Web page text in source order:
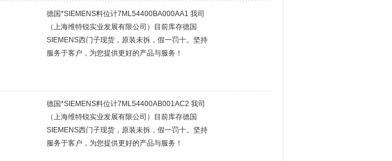
德国*SIEMENS料位计7ML54400BA000AA1 我司
（上海维特锐实业发展有限公司）目前库存德国
SIEMENS西门子现货，原装未拆，假一罚十。坚持
服务于客户，为您提供更好的产品与服务！
德国*SIEMENS料位计7ML54400AB001AC2 我司
（上海维特锐实业发展有限公司）目前库存德国
SIEMENS西门子现货，原装未拆，假一罚十。坚持
服务于客户，为您提供更好的产品与服务！